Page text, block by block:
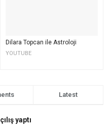
Dilara Topcan ile Astroloji
YOUTUBE
Latest
yaptı